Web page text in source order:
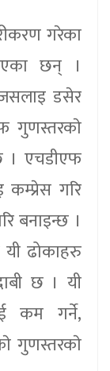
गरेका
छन् ।
डसेर
गुणस्तरकाे
। एचडीएफ
गरि
बनाइन्छ ।
ढोकाहरु
छ । यी
कम गर्ने,
गुणस्तरकाे